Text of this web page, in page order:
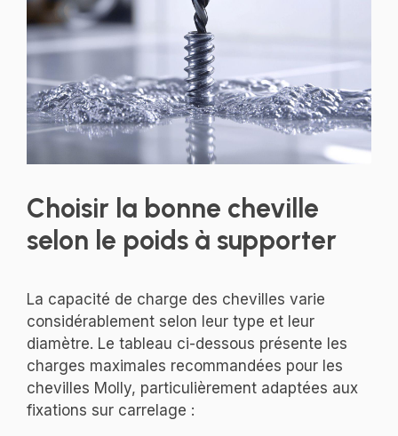
Choisir la bonne cheville
selon le poids à supporter
La capacité de charge des chevilles varie
considérablement selon leur type et leur
diamètre. Le tableau ci-dessous présente les
charges maximales recommandées pour les
chevilles Molly, particulièrement adaptées aux
fixations sur carrelage :